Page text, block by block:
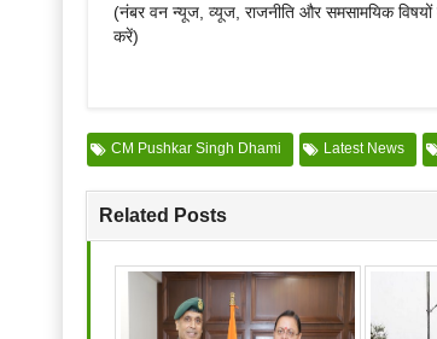
(नंबर वन न्यूज, व्यूज, राजनीति और समसामयिक
करें)
CM Pushkar Singh Dhami Latest News
Related Posts